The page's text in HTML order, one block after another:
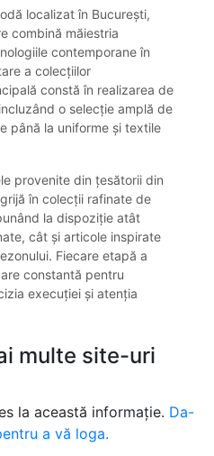
localizat în București,
combină măiestria
contemporane în
a colecțiilor
constă în realizarea de
o selecție amplă de
până la uniforme și textile
provenite din țesătorii din
în colecții rafinate de
la dispoziție atât
cât și articole inspirate
Fiecare etapă a
constantă pentru
execuției și atenția
multe site-uri
la această informație. Da-
a vă loga.